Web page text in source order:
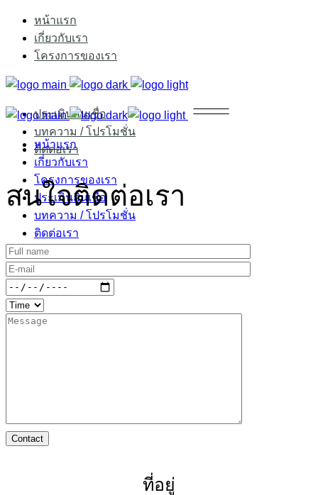
หน้าแรก
เกี่ยวกับเรา
โครงการของเรา
ประเมินสินเชื่อ
บทความ / โปรโมชั่น
ติดต่อเรา
หน้าแรก
เกี่ยวกับเรา
โครงการของเรา
ประเมินสินเชื่อ
บทความ / โปรโมชั่น
ติดต่อเรา
สนใจติดต่อเรา
Contact
ที่อยู่